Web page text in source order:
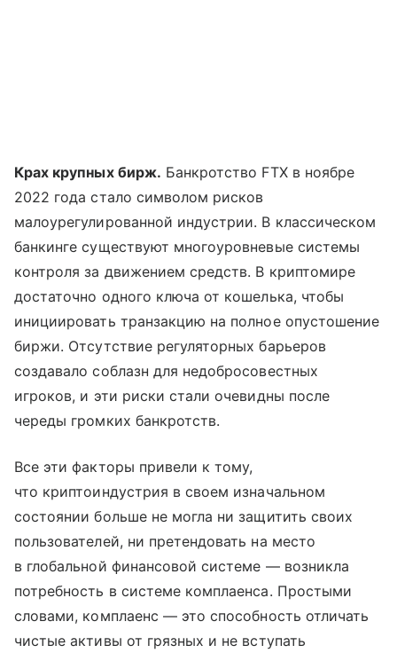
Крах крупных бирж. Банкротство FTX в ноябре
2022 года стало символом рисков
малоурегулированной индустрии. В классическом
банкинге существуют многоуровневые системы
контроля за движением средств. В криптомире
достаточно одного ключа от кошелька, чтобы
инициировать транзакцию на полное опустошение
биржи. Отсутствие регуляторных барьеров
создавало соблазн для недобросовестных
игроков, и эти риски стали очевидны после
череды громких банкротств.
Все эти факторы привели к тому,
что криптоиндустрия в своем изначальном
состоянии больше не могла ни защитить своих
пользователей, ни претендовать на место
в глобальной финансовой системе — возникла
потребность в системе комплаенса. Простыми
словами, комплаенс — это способность отличать
чистые активы от грязных и не вступать